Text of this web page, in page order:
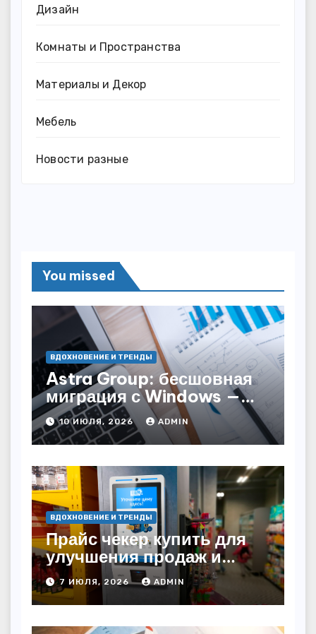
Дизайн
Комнаты и Пространства
Материалы и Декор
Мебель
Новости разные
You missed
ВДОХНОВЕНИЕ И ТРЕНДЫ
Astra Group: бесшовная
миграция с Windows —
как сохранить бизнес-
непрерывность
10 ИЮЛЯ, 2026 ADMIN
ВДОХНОВЕНИЕ И ТРЕНДЫ
Прайс чекер купить для
улучшения продаж и
автоматизации
7 ИЮЛЯ, 2026 ADMIN